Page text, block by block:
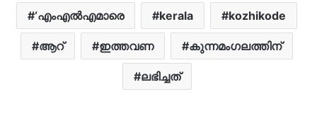
‘എംഎൽഎമാരെ kerala kozhikode
ആറ് ഇത്തവണ കുന്നമംഗലത്തിന്
ലഭിച്ചത്